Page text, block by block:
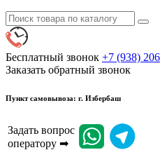
Бесплатный звонок +7 (938)
Заказать обратный звонок
Пункт самовывоза: г. Избербаш
Задать вопрос
оператору ➡